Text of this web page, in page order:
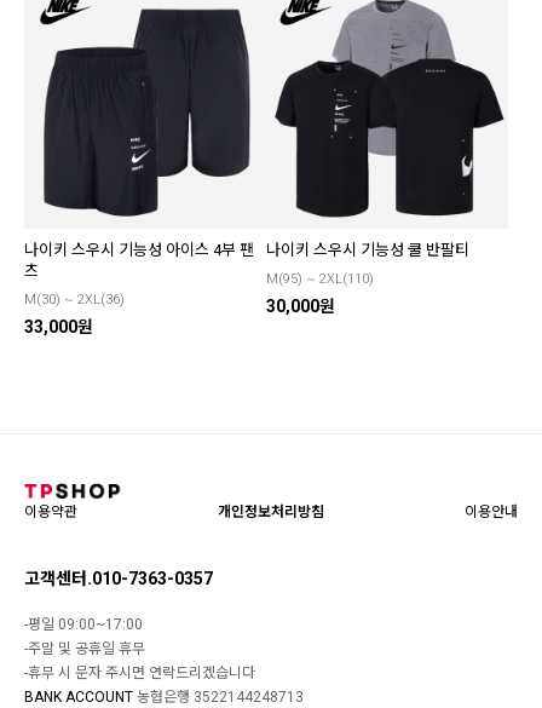
나이키 스우시 기능성 아이스 4부 팬
츠
M(30) ~ 2XL(36)
33,000원
나이키 스우시 기능성 쿨 반팔티
M(95) ~ 2XL(110)
30,000원
이용약관 개인정보처리방침 이용안내
고객센터.010-7363-0357
-평일 09:00~17:00
-주말 및 공휴일 휴무
-휴무 시 문자 주시면 연락드리겠습니다
BANK ACCOUNT 농협은행 3522144248713